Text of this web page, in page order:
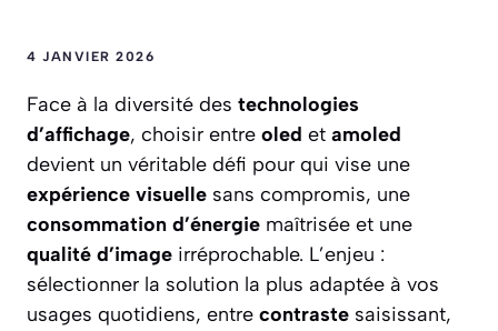
4 JANVIER 2026
Face à la diversité des technologies
d’affichage, choisir entre oled et amoled
devient un véritable défi pour qui vise une
expérience visuelle sans compromis, une
consommation d’énergie maîtrisée et une
qualité d’image irréprochable. L’enjeu :
sélectionner la solution la plus adaptée à vos
usages quotidiens, entre contraste saisissant,